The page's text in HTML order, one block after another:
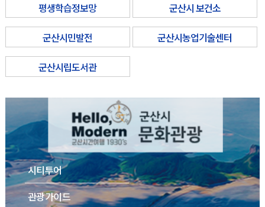
평생학습정보망 군산시 보건소
군산시민발전 군산시농업기술센터
군산시립도서관
시티투어
관광가이드